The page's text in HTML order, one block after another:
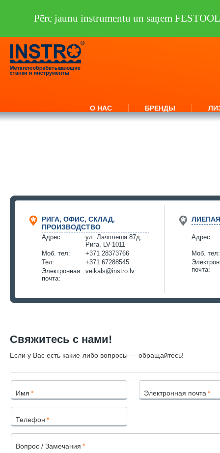
О НАС БРЕНДЫ
РИГА, ОФИС, СКЛАД,
ПРОИЗВОДСТВО
Адрес:
ул. Лачплеша 87д,
Рига, LV-1011
Моб. тел:
+371 28373766
Тел:
+371 67288545
Электронная
почта:
veikals@instro.lv
ЛИЕПАЯ
Адрес:
Моб. тел:
почта:
Свяжитесь с нами!
Если у Вас есть какие-либо вопросы — обращайтесь!
Имя * Электронная почта *
Телефон *
Вопрос / Замечания *
Pērc jaunu instrumentu un saņem